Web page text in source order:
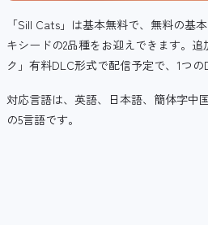
「Sill Cats」は基本無料で、無料の基
キシードの2品種をお迎えできます。
ク」有料DLC形式で配信予定で、1つの
対応言語は、英語、日本語、簡体字中
の5言語です。